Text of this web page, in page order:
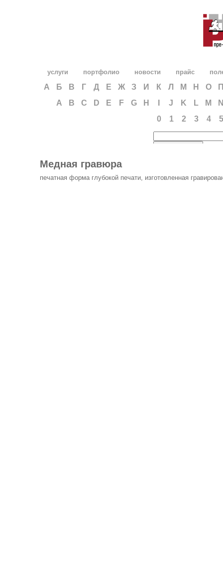
услуги портфолио новости прайс
А Б В Г Д Е Ж З И К Л М Н О
A
B C D E F G H J K L M
0
1 2 3 4 5
Медная гравюра
печатная форма глубокой печати, изготовленная